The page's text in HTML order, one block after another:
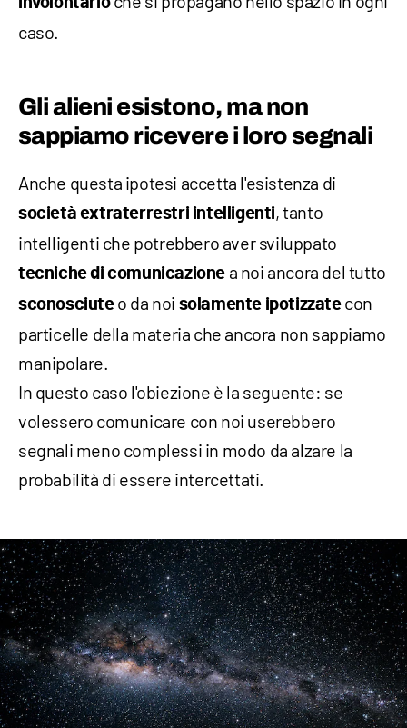
caso.
Gli alieni esistono, ma non
sappiamo ricevere i loro segnali
Anche questa ipotesi accetta l'esistenza di
società extraterrestri intelligenti, tanto
intelligenti che potrebbero aver sviluppato
tecniche di comunicazione a noi ancora del tutto
sconosciuteo da noi solamente ipotizzatecon
particelle della materia che ancora non sappiamo
manipolare.
In questo caso l'obiezione è la seguente: se
volessero comunicare con noi userebbero
segnali meno complessi in modo da alzare la
probabilità di essere intercettati.